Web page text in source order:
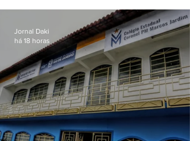
Jornal Daki
há 18 horas